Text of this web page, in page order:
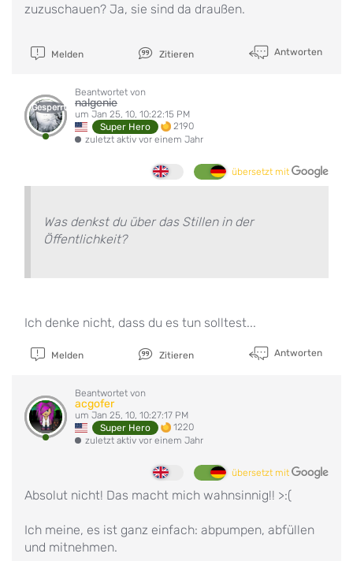
zuzuschauen? Ja, sie sind da draußen.
Melden Zitieren Antworten
Gesperrt
Beantwortet von
nalgenie
um Jan 25, 10, 10:22:15 PM
Super Hero
2190
zuletzt aktiv vor einem Jahr
übersetzt mit
Was denkst du über das Stillen in der
Öffentlichkeit?
Ich denke nicht, dass du es tun solltest...
Melden Zitieren Antworten
Beantwortet von
acgofer
um Jan 25, 10, 10:27:17 PM
Super Hero
1220
zuletzt aktiv vor einem Jahr
übersetzt mit
Absolut nicht! Das macht mich wahnsinnig!! >:(
Ich meine, es ist ganz einfach: abpumpen, abfüllen
und mitnehmen.